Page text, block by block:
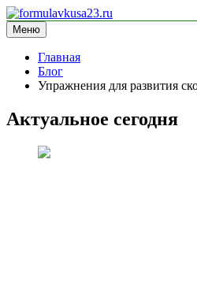
Перейти
к
содержимому
formulavkusa23.ru
блог про спорт
Меню
Главная
Блог
Упражнения для развития
Актуальное сегодня